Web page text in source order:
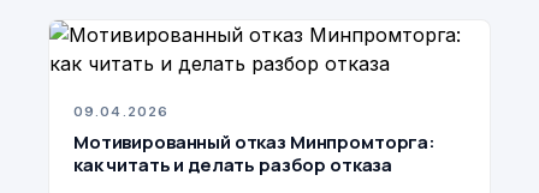
09.04.2026
Мотивированный отказ Минпромторга:
как читать и делать разбор отказа